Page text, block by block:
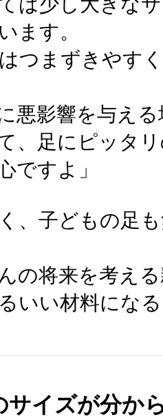
ます。
つまずきやす
悪影響を与え
、足にピッタ
ですよ」
、子どもの足
の将来を考え
いい材料にな
サイズが分